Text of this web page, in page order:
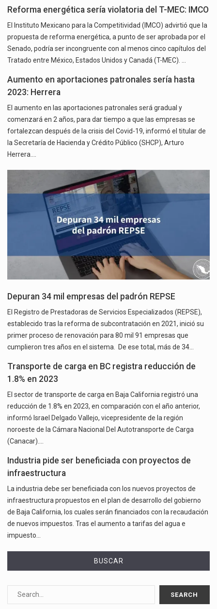
Reforma energética sería violatoria del T-MEC: IMCO
El Instituto Mexicano para la Competitividad (IMCO) advirtió que la
propuesta de reforma energética, a punto de ser aprobada por el
Senado, podría ser incongruente con al menos cinco capítulos del
Tratado entre México, Estados Unidos y Canadá (T-MEC). …
Aumento en aportaciones patronales sería hasta
2023: Herrera
El aumento en las aportaciones patronales será gradual y
comenzará en 2 años, para dar tiempo a que las empresas se
fortalezcan después de la crisis del Covid-19, informó el titular de
la Secretaría de Hacienda y Crédito Público (SHCP), Arturo
Herrera.…
Depuran 34 mil empresas del padrón REPSE
El Registro de Prestadoras de Servicios Especializados (REPSE),
establecido tras la reforma de subcontratación en 2021, inició su
primer proceso de renovación para 80 mil 91 empresas que
cumplieron tres años en el sistema. De ese total, más de 34…
Transporte de carga en BC registra reducción de
1.8% en 2023
El sector de transporte de carga en Baja California registró una
reducción de 1.8% en 2023, en comparación con el año anterior,
informó Israel Delgado Vallejo, vicepresidente de la región
noroeste de la Cámara Nacional Del Autotransporte de Carga
(Canacar).…
Industria pide ser beneficiada con proyectos de
infraestructura
La industria debe ser beneficiada con los nuevos proyectos de
infraestructura propuestos en el plan de desarrollo del gobierno
de Baja California, los cuales serán financiados con la recaudación
de nuevos impuestos. Tras el aumento a tarifas del agua e
impuesto…
BUSCAR